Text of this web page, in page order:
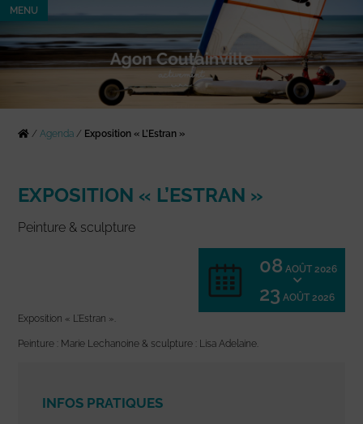
MENU
/Agenda / Exposition « L’Estran »
EXPOSITION « L’ESTRAN »
Peinture & sculpture
08 AOÛT 2026
23 AOÛT 2026
Exposition « L’Estran ».
Peinture : Marie Lechanoine & sculpture : Lisa Adelaine.
INFOS PRATIQUES